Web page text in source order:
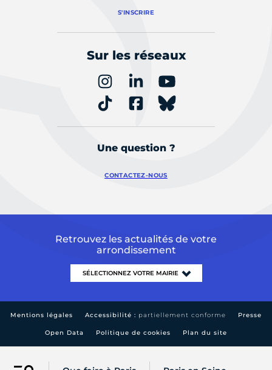
S'INSCRIRE
Sur les réseaux
Une question ?
CONTACTEZ-NOUS
Retrouvez les actualités de votre
arrondissement
Mentions légales Accessibilité : partiellement conforme Presse
Open Data Politique de cookies Plan du site